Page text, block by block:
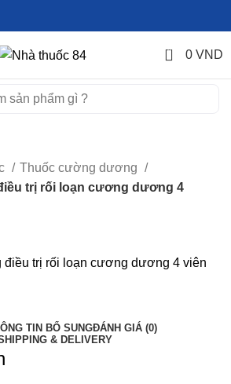
0 0 VND
Thuốc cường dương
trị rối loạn cương dương 4
TIN BỔ SUNGĐÁNH GIÁ (0)
& DELIVERY